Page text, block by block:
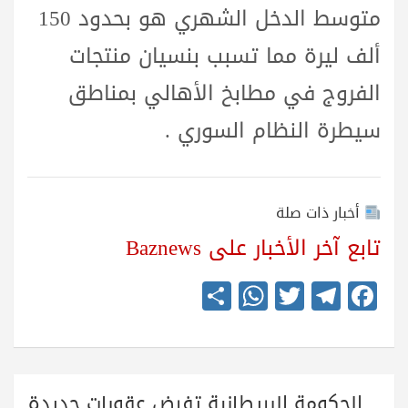
متوسط الدخل الشهري هو بحدود 150
ألف ليرة مما تسبب بنسيان منتجات
الفروج في مطابخ الأهالي بمناطق
سيطرة النظام السوري .
أخبار ذات صلة
تابع آخر الأخبار على Baznews
Fa
ce
bo
ok
Te
le
gr
a
T
wi
tte
W
ha
ts
A
re
تصفّح